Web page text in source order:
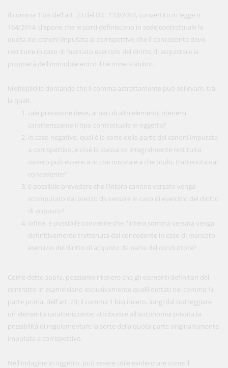
Il comma 1 bis dell'art. 23 del D.L. 133/2014, convertito in legge n.
164/2014, dispone che le parti definiscono in sede contrattuale la
quota dei canoni imputata al corrispettivo che il concedente deve
restituire in caso di mancato esercizio del diritto di acquistare la
proprietà dell'immobile entro il termine stabilito.
Molteplici le domande che il comma astrattamente può sollevare, tra
le quali:
tale previsione deve, al pari di altri elementi, ritenersi
caratterizzante il tipo contrattuale in oggetto?
in caso negativo, qual è la sorte della parte dei canoni imputata
a corrispettivo, e cioè la stessa va integralmente restituita
ovvero può essere, e in che misura e a che titolo, trattenuta dal
concedente?
è possibile prevedere che l'intero canone versato venga
scomputato dal prezzo da versare in caso di esercizio del diritto
di acquisto?
infine, è possibile convenire che l'intera somma versata venga
definitivamente trattenuta dal concedente in caso di mancato
esercizio del diritto di acquisto da parte del conduttore?
Come detto sopra, possiamo ritenere che gli elementi definitori del
contratto in esame siano esclusivamente quelli dettati nel comma 1),
parte prima, dell'art. 23; il comma 1 bis) invero, lungi dal tratteggiare
un elemento caratterizzante, attribuisce all'autonomia privata la
possibilità di regolamentare la sorte della quota parte originariamente
imputata a corrispettivo.
Nell'indagine in oggetto, può essere utile evidenziare come il